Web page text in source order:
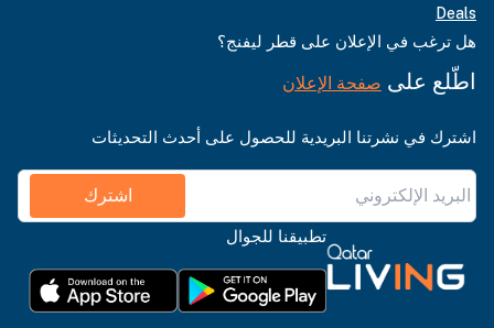
Deals
هل ترغب في الإعلان على قطر ليفنج؟
اطّلع على صفحة الإعلان
اشترك في نشرتنا البريدية للحصول على أحدث التحديثات
اشترك
تطبيقنا للجوال